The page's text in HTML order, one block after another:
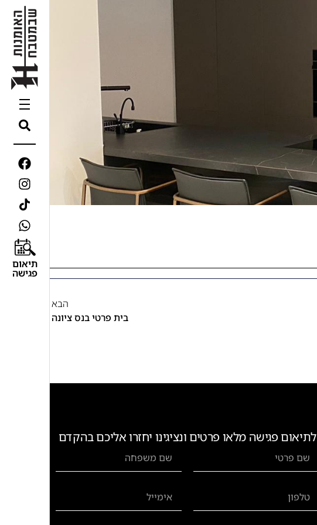
תיאום
פגישה
הבא
בית פרטי בנס ציונה
לתיאום פגישה מלאו פרטים ונציגינו יחזרו אליכם בהקדם